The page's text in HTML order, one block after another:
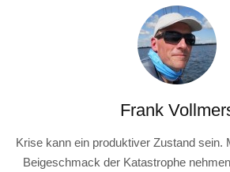
Frank
Krise kann ein produktiver Zustand sein.
Beigeschmack der Katastrophe